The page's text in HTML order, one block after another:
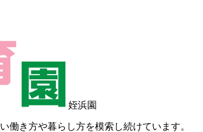
姪浜園
働き方や暮らし方を模索し続けています。